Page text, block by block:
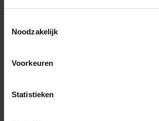
Noodzakelijk
Voorkeuren
Statistieken